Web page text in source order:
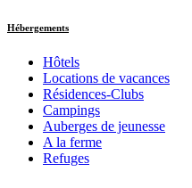
Hébergements
Hôtels
Locations de vacances
Résidences-Clubs
Campings
Auberges de jeunesse
A la ferme
Refuges